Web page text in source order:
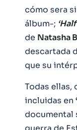
cómo sera
álbum-;
de Natasha
descartada
que su
Todas ellas,
incluidas en
documental